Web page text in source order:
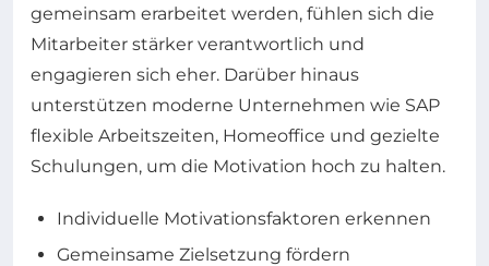
gemeinsam erarbeitet werden, fühlen sich die
Mitarbeiter stärker verantwortlich und
engagieren sich eher. Darüber hinaus
unterstützen moderne Unternehmen wie SAP
flexible Arbeitszeiten, Homeoffice und gezielte
Schulungen, um die Motivation hoch zu halten.
Individuelle Motivationsfaktoren erkennen
Gemeinsame Zielsetzung fördern